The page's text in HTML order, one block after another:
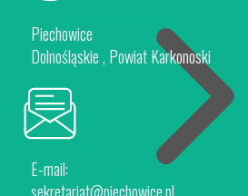
Oferta Inwestycyjna
Piechowice
Dolnośląskie , Powiat Karkonoski
E-mail: